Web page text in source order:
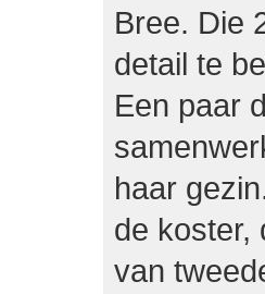
Bree. Die
detail te
Een paar
haar
de koster,
van